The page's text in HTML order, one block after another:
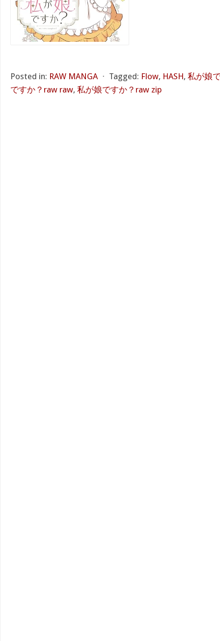
Posted in: RAW MANGA ⋅ Tagged: Flow, HASH, 私が娘
ですか？raw raw, 私が娘ですか？raw zip